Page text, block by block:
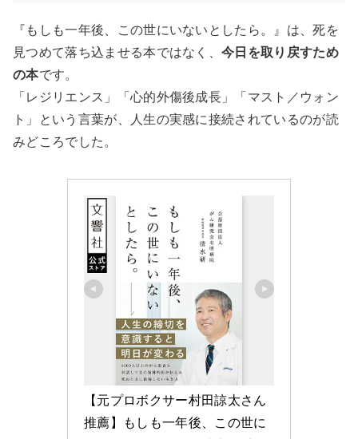
『もしも一年後、この世にいないとしたら。』は、死を
見つめて落ち込ませる本ではなく、今日を取り戻すため
の本です。
「レジリエンス」「心的外傷後成長」「マスト／ウォン
ト」という言葉が、人生の実感に接続されているのが読
みどころでした。
【元プロボクサー村田諒太さん
推薦】もしも一年後、この世に